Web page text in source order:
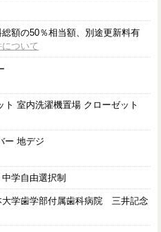
額の50％相当額、別途更新料有
ついて
室内洗濯機置場 クローゼット
ー 地デジ
学自由選択制
学歯学部付属歯科病院 三井記念